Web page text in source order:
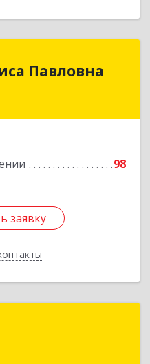
Павловна
98
заявку
заявку
г, Ю.Гагарина